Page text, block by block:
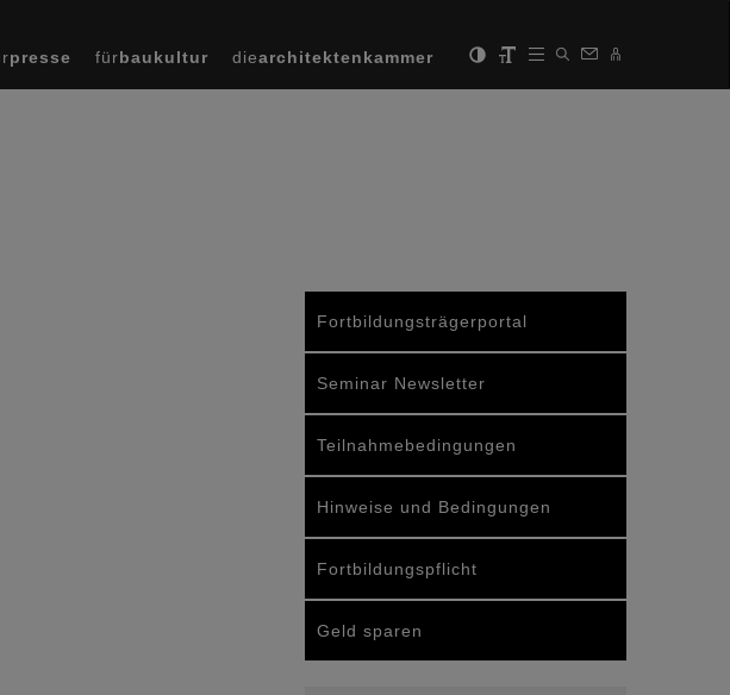
presse fürbaukultur diearchitektenkammer
Fortbildungsträgerportal
Seminar Newsletter
Teilnahmebedingungen
Hinweise und Bedingungen
Fortbildungspflicht
Geld sparen